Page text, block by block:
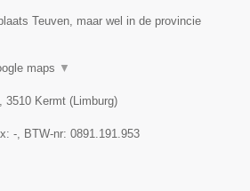
Teuven, maar wel in de provincie
maps ▼
3510 Kermt (Limburg)
- , BTW-nr: 0891.191.953